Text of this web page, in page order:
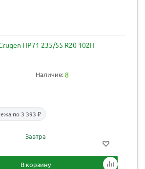
HP71 235/55 R20 102H
Наличие:8
по 3 393 ₽
Завтра
В корзину